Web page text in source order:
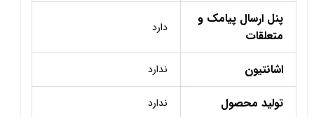
پنل ارسال پیامک و
متعلقات
دارد
اشانتیون ندارد
تولید محصول ندارد